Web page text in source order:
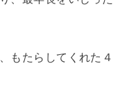
もたらしてくれた４